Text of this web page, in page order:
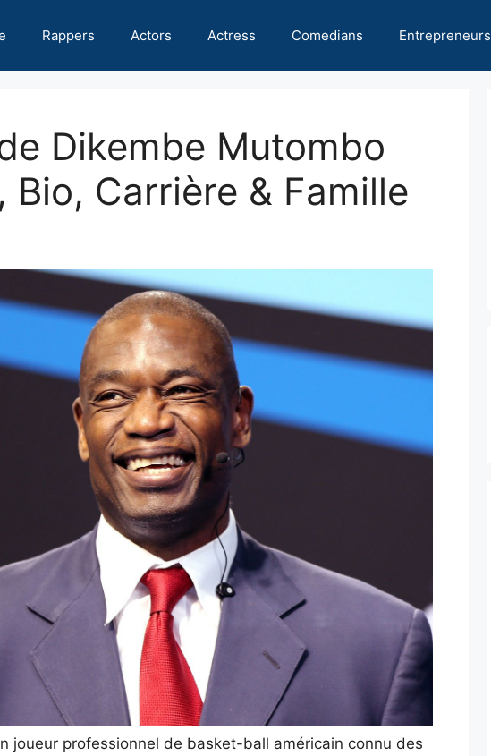
Rappers Actors Actress Comedians Entrepreneurs
Dikembe Mutombo
Bio, Carrière & Famille
joueur professionnel de basket-ball américain connu des